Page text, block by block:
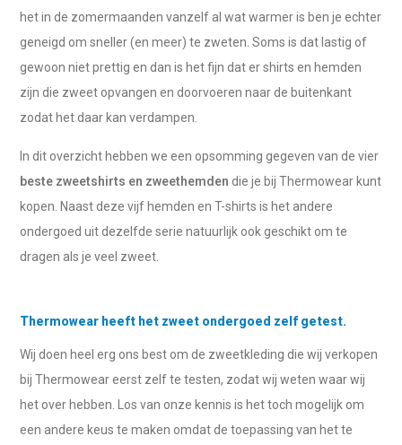
het in de zomermaanden vanzelf al wat warmer is ben je echter
geneigd om sneller (en meer) te zweten. Soms is dat lastig of
gewoon niet prettig en dan is het fijn dat er shirts en hemden
zijn die zweet opvangen en doorvoeren naar de buitenkant
zodat het daar kan verdampen.
In dit overzicht hebben we een opsomming gegeven van de vier
beste zweetshirts en zweethemden die je bij Thermowear kunt
kopen. Naast deze vijf hemden en T-shirts is het andere
ondergoed uit dezelfde serie natuurlijk ook geschikt om te
dragen als je veel zweet.
Thermowear heeft het zweet ondergoed zelf getest.
Wij doen heel erg ons best om de zweetkleding die wij verkopen
bij Thermowear eerst zelf te testen, zodat wij weten waar wij
het over hebben. Los van onze kennis is het toch mogelijk om
een andere keus te maken omdat de toepassing van het te